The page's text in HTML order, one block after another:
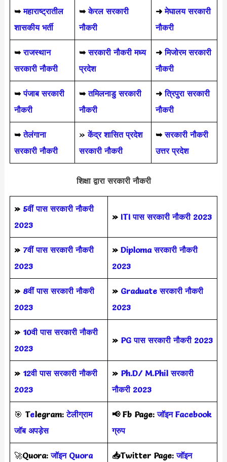
➥ महाराष्ट्रातील
शासकीय भर्ती
➥ केरल सरकारी
नौकरी
➜ मेघालय सरकारी
नौकरी
➥ राजस्थान
सरकारी नौकरी
➥सरकारी नौकरी मध्य
प्रदेश
➜मिजोरम सरकारी
नौकरी
➥ पंजाब सरकारी
नौकरी
➥ तमिलनाडु सरकारी
नौकरी
➜ त्रिपुरा सरकारी
नौकरी
➥तेलंगाना
सरकारी नौकरी
»केंद्र शासित प्रदेश
सरकारी नौकरी
➥ सरकारी नौकरी
उत्तर प्रदेश
शिक्षा द्वारा सरकारी नौकरी
» 5वीं पास सरकारी नौकरी
2023
» ITI पास सरकारी नौकरी 2023
» 7वीं पास सरकारी नौकरी
2023
» Diploma सरकारी नौकरी
2023
» 8वीं पास सरकारी नौकरी
2023
» Graduate सरकारी नौकरी
2023
» 10वी पास सरकारी नौकरी
2023
» PG पास सरकारी नौकरी 2023
» 12वी पास सरकारी नौकरी
2023
» Ph.D/ M.Phil सरकारी
नौकरी 2023
🎯 Telegram: टेलीग्राम
जॉब अपड़ेस
📢 Fb Page:जॉइन Facebook
ग्रुप
🚀Quora:जॉइन Quora
📥Twitter Page:जॉइन